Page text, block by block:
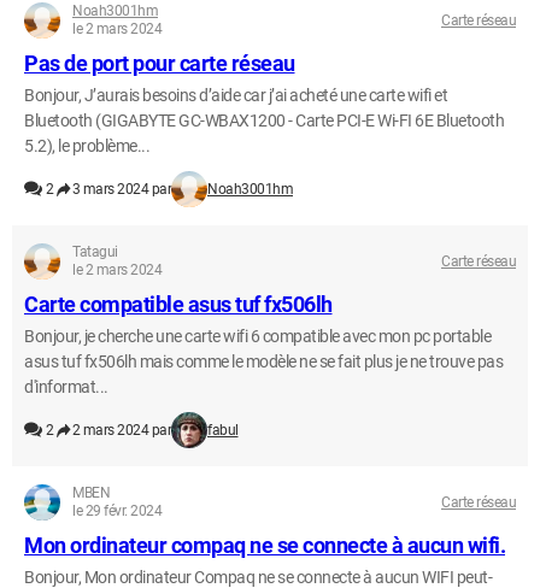
Noah3001hm
le 2 mars 2024
Carte réseau
Pas de port pour carte réseau
Bonjour, J’aurais besoins d’aide car j’ai acheté une carte wifi et
Bluetooth (GIGABYTE GC-WBAX1200 - Carte PCI-E Wi-FI 6E Bluetooth
5.2), le problème...
2 3 mars 2024 par Noah3001hm
Tatagui
le 2 mars 2024
Carte réseau
Carte compatible asus tuf fx506lh
Bonjour, je cherche une carte wifi 6 compatible avec mon pc portable
asus tuf fx506lh mais comme le modèle ne se fait plus je ne trouve pas
d'informat...
2 2 mars 2024 par fabul
MBEN
le 29 févr. 2024
Carte réseau
Mon ordinateur compaq ne se connecte à aucun wifi.
Bonjour, Mon ordinateur Compaq ne se connecte à aucun WIFI peut-